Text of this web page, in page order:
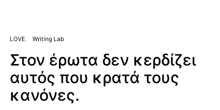
LOVE Writing Lab
Στον έρωτα δεν κερδίζει
αυτός που κρατά τους
κανόνες.